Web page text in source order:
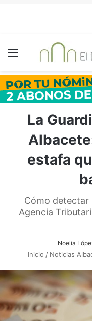
Menú
La
estafa
Cómo detectar
Agencia
Noelia
Inicio / Noticias